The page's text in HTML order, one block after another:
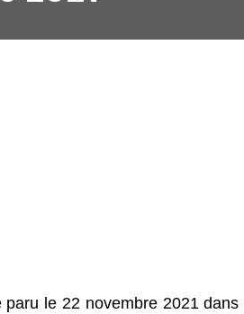
paru le 22 novembre 2021 dans